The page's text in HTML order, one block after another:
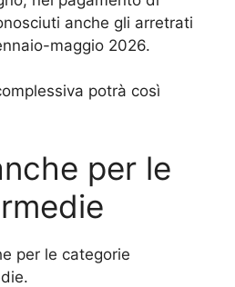
anche gli arretrati
maggio 2026.
potrà così
per le
per le categorie